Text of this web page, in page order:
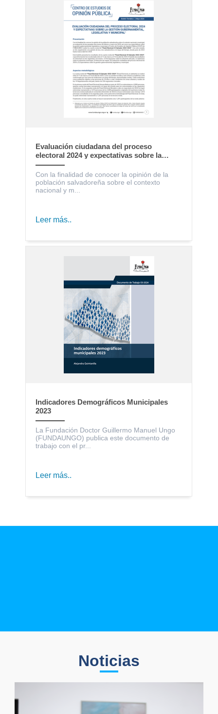
Evaluación ciudadana del proceso
electoral 2024 y expectativas sobre la
gestión gubernamental, legislativa y
municipal
Con la finalidad de conocer la opinión de la
población salvadoreña sobre el contexto
nacional y m...
Leer más..
Indicadores Demográficos Municipales
2023
La Fundación Doctor Guillermo Manuel Ungo
(FUNDAUNGO) publica este documento de
trabajo con el pr...
Leer más..
Noticias